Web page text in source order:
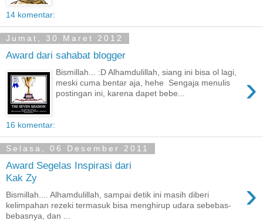
14 komentar:
Jumat, 30 Maret 2012
Award dari sahabat blogger
›
Bismillah... :D Alhamdulillah, siang ini bisa ol lagi,
meski cuma bentar aja, hehe Sengaja menulis
postingan ini, karena dapet bebe...
16 komentar:
Selasa, 06 Desember 2011
Award Segelas Inspirasi dari
Kak Zy
›
Bismillah.... Alhamdulillah, sampai detik ini masih diberi
kelimpahan rezeki termasuk bisa menghirup udara sebebas-
bebasnya, dan ...